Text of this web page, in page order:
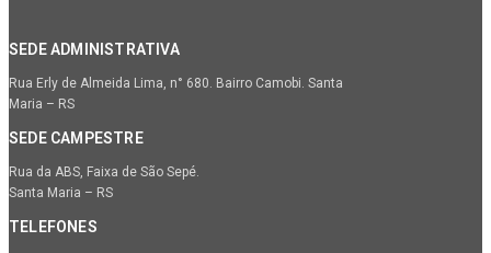
SEDE ADMINISTRATIVA
Rua Erly de Almeida Lima, n° 680. Bairro Camobi. Santa
Maria – RS
SEDE CAMPESTRE
Rua da ABS, Faixa de São Sepé.
Santa Maria – RS
TELEFONES